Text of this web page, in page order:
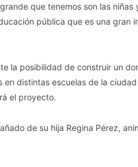
que tenemos son las
pública que es una gran
la posibilidad de construir un
distintas escuelas de la
el proyecto.
de su hija Regina Pérez,